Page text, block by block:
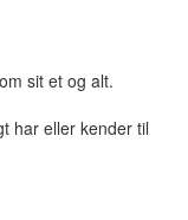
sit et og alt.
har eller kender til